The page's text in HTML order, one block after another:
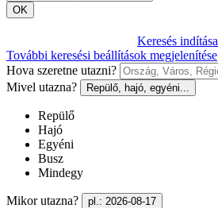
OK
Keresés indítása
További keresési beállítások megjelenítése
Hova szeretne utazni?
Mivel utazna?
Repülő, hajó, egyéni...
Repülő
Hajó
Egyéni
Busz
Mindegy
Mikor utazna? pl.: 2026-08-17